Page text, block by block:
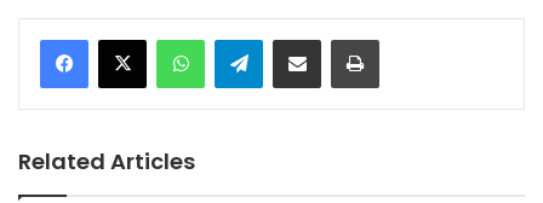
Telegram
Related Articles